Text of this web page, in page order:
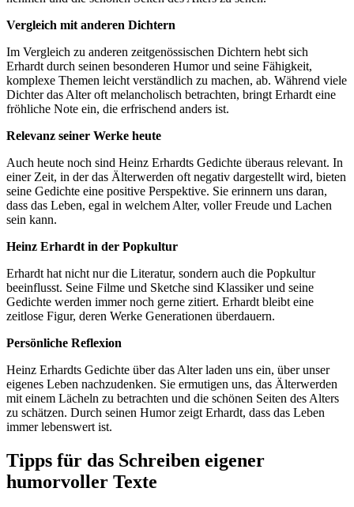
Vergleich mit anderen Dichtern
Im Vergleich zu anderen zeitgenössischen Dichtern hebt sich
Erhardt durch seinen besonderen Humor und seine Fähigkeit,
komplexe Themen leicht verständlich zu machen, ab. Während viele
Dichter das Alter oft melancholisch betrachten, bringt Erhardt eine
fröhliche Note ein, die erfrischend anders ist.
Relevanz seiner Werke heute
Auch heute noch sind Heinz Erhardts Gedichte überaus relevant. In
einer Zeit, in der das Älterwerden oft negativ dargestellt wird, bieten
seine Gedichte eine positive Perspektive. Sie erinnern uns daran,
dass das Leben, egal in welchem Alter, voller Freude und Lachen
sein kann.
Heinz Erhardt in der Popkultur
Erhardt hat nicht nur die Literatur, sondern auch die Popkultur
beeinflusst. Seine Filme und Sketche sind Klassiker und seine
Gedichte werden immer noch gerne zitiert. Erhardt bleibt eine
zeitlose Figur, deren Werke Generationen überdauern.
Persönliche Reflexion
Heinz Erhardts Gedichte über das Alter laden uns ein, über unser
eigenes Leben nachzudenken. Sie ermutigen uns, das Älterwerden
mit einem Lächeln zu betrachten und die schönen Seiten des Alters
zu schätzen. Durch seinen Humor zeigt Erhardt, dass das Leben
immer lebenswert ist.
Tipps für das Schreiben eigener
humorvoller Texte